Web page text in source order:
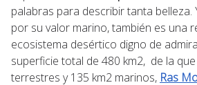
palabras para describir tanta belleza.
por su valor marino, también es una
ecosistema desértico digno de
superficie total de 480 km2, de la
terrestres y 135 km2 marinos, Ras